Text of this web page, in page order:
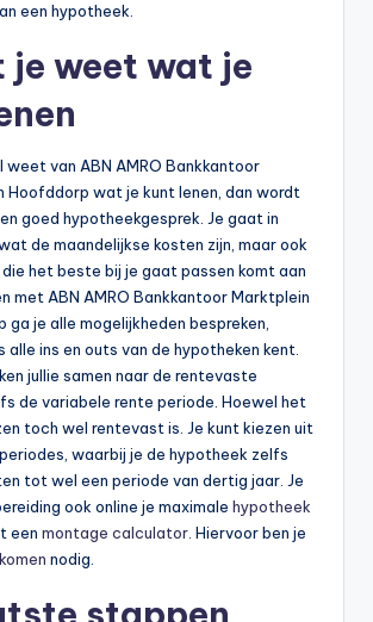
een hypotheek.
je weet wat je
weet van ABN AMRO Bankkantoor
Hoofddorp wat je kunt lenen, dan wordt
goed hypotheekgesprek. Je gaat in
de maandelijkse kosten zijn, maar ook
het beste bij je gaat passen komt aan
met ABN AMRO Bankkantoor Marktplein
ga je alle mogelijkheden bespreken,
alle ins en outs van de hypotheken kent.
jullie samen naar de rentevaste
de variabele rente periode. Hoewel het
toch wel rentevast is. Je kunt kiezen uit
waarbij je de hypotheek zelfs
tot wel een periode van dertig jaar. Je
ook online je maximale hypotheek
een montage calculator. Hiervoor ben je
nodig.